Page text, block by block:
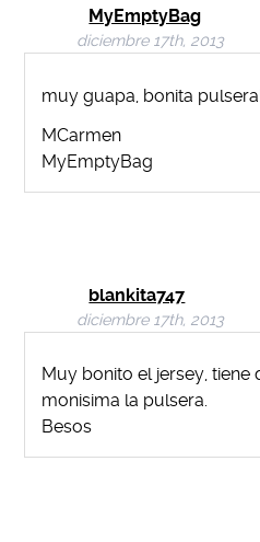
MyEmptyBag
diciembre 17th, 2013
muy guapa, bonita
MCarmen
MyEmptyBag
blankita747
diciembre 17th, 2013
Muy bonito el jersey, tiene
monisima la pulsera.
Besos